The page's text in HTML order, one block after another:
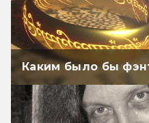
Каким было бы